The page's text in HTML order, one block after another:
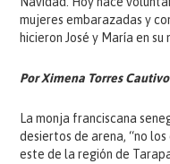
mujeres embarazadas y
hicieron José y María en su
Por Ximena Torres Cautivo
La monja franciscana
desiertos de arena, “no
este de la región de